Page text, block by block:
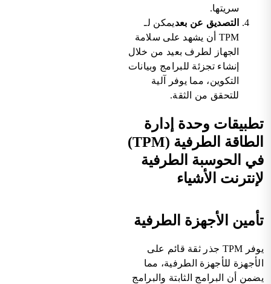
سريتها.
التصديق عن بعديمكن لـ
TPM أن يشهد على سلامة
الجهاز لطرف بعيد من خلال
إنشاء تجزئة للبرامج وبيانات
التكوين، مما يوفر آلية
للتحقق من الثقة.
تطبيقات وحدة إدارة
الطاقة الطرفية (TPM)
في الحوسبة الطرفية
لإنترنت الأشياء
تأمين الأجهزة الطرفية
يوفر TPM جذر ثقة قائم على
الأجهزة للأجهزة الطرفية، مما
يضمن أن البرامج الثابتة والبرامج